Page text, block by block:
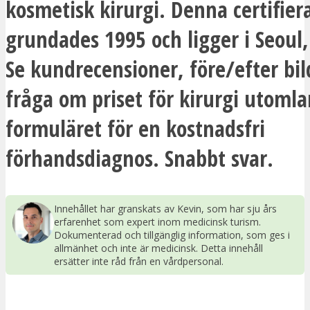
kosmetisk kirurgi. Denna
grundades 1995 och ligger i
Se kundrecensioner, före/efter
fråga om priset för kirurgi
formuläret för en kostnadsfri
förhandsdiagnos. Snabbt svar.
Innehållet har granskats av Kevin, som har sju års
erfarenhet som expert inom medicinsk turism.
Dokumenterad och tillgänglig information, som ges i
allmänhet och inte är medicinsk. Detta innehåll
ersätter inte råd från en vårdpersonal.